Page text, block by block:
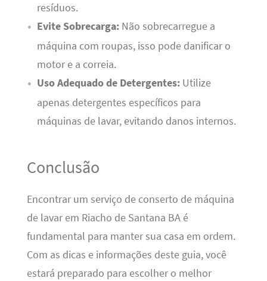
resíduos.
Evite Sobrecarga:Não sobrecarregue a
máquina com roupas, isso pode danificar o
motor e a correia.
Uso Adequado de Detergentes:Utilize
apenas detergentes específicos para
máquinas de lavar, evitando danos internos.
Conclusão
Encontrar um serviço de conserto de máquina
de lavar em Riacho de Santana BA é
fundamental para manter sua casa em ordem.
Com as dicas e informações deste guia, você
estará preparado para escolher o melhor